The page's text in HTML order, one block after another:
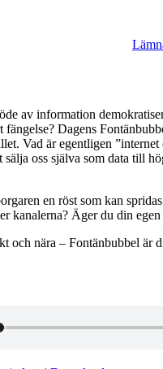
av information
Dagens
Vad är egentligen ”internet
oss själva som data till
en röst som kan
kanalerna? Äger du din egen
och nära – Fontänbubbel är